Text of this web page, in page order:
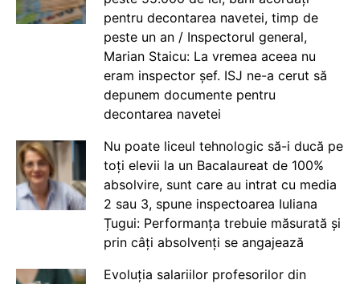
pentru decontarea navetei, timp de
peste un an / Inspectorul general,
Marian Staicu: La vremea aceea nu
eram inspector șef. ISJ ne-a cerut să
depunem documente pentru
decontarea navetei
Nu poate liceul tehnologic să-i ducă pe
toți elevii la un Bacalaureat de 100%
absolvire, sunt care au intrat cu media
2 sau 3, spune inspectoarea Iuliana
Țugui: Performanța trebuie măsurată și
prin câți absolvenți se angajează
Evoluția salariilor profesorilor din